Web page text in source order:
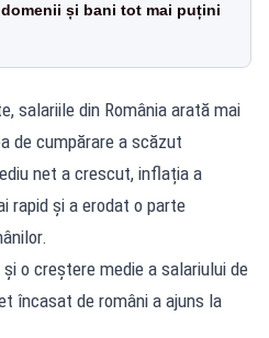
și bani tot mai puțini
salariile din România arată mai
de cumpărare a scăzut
net a crescut, inflația a
rapid și a erodat o parte
o creștere medie a salariului de
încasat de români a ajuns la